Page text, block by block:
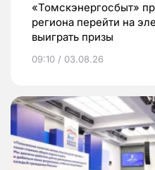
«Томскэнергосбыт»
региона перейти на
выиграть призы
09:10 / 03.08.26